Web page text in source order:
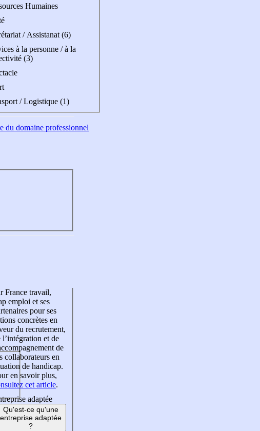
Humaines
/ Assistanat (6)
à la personne / à la
(3)
/ Logistique (1)
du domaine professionnel
France travail,
emploi et ses
pour ses
concrètes en
du recrutement,
l’intégration et de
de
collaborateurs en
de handicap.
en savoir plus,
cet article.
adaptée
Qu'est-ce qu'une
entreprise adaptée
?